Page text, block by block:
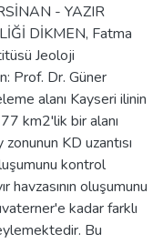
- YAZIR
DİKMEN, Fatma
Jeoloji
Prof. Dr. Güner
alanı Kayseri ilinin
km2'lik bir alanı
KD uzantısı
kontrol
oluşumunu
kadar farklı
Bu